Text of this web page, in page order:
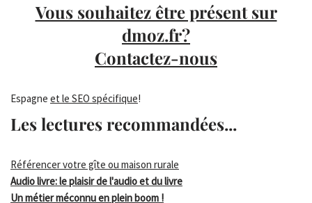
Vous souhaitez être présent sur
dmoz.fr?
Contactez-nous
Espagne et le SEO spécifique!
Les lectures recommandées...
Référencer votre gîte ou maison rurale
Audio livre: le plaisir de l'audio et du livre
Un métier méconnu en plein boom !